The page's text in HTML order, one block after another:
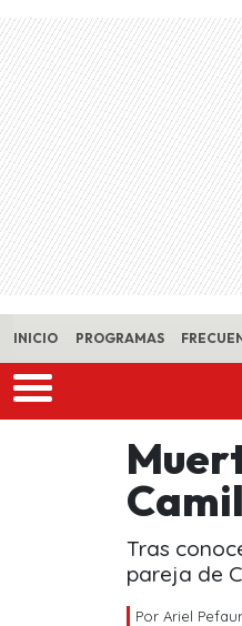
Skip to main content
INICIO PROGRAMAS
Tras
pareja de
Por Ariel Pefaur